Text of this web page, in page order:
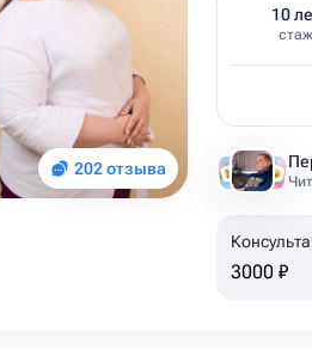
202 отзыва
10
стаж
3000 ₽